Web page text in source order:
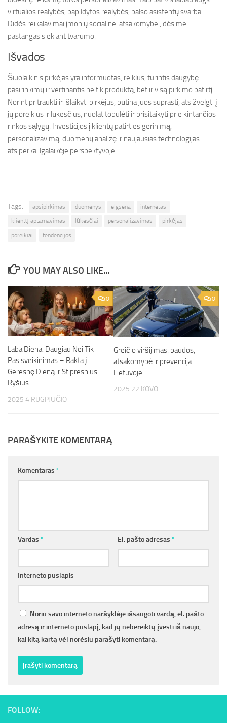
virtualios realybės, papildytos realybės, balso asistentų svarba.
Didės reikalavimai įmonių socialinei atsakomybei, dėsime
pastangas siekiant tvarumo.
Išvados
Šiuolaikinis pirkėjas yra informuotas, reiklus, turintis daugybę
pasirinkimų ir vertinantis ne tik produktą, bet ir visą pirkimo patirtį.
Norint pritraukti ir išlaikyti pirkėjus, būtina juos suprasti, atsižvelgti į
jų poreikius ir lūkesčius, nuolat tobulėti ir prisitaikyti prie kintančios
rinkos sąlygų. Investicijos į klientų patirties gerinimą,
personalizavimą, duomenų analizę ir naujausias technologijas
atsiperka ilgalaikėje perspektyvoje.
Tags: apsipirkimas duomenys elgsena
internetas
klientų aptarnavimas
lūkesčiai personalizavimas
pirkėjas
poreikiai
tendencijos
YOU MAY ALSO LIKE...
0
Laba Diena: Daugiau Nei Tik
Pasisveikinimas – Rakta į
Geresnę Dieną ir Stipresnius
Ryšius
2025 4 RUGPJŪČIO
0
Greičio viršijimas: baudos,
atsakomybė ir prevencija
Lietuvoje
2025 22 KOVO
PARAŠYKITE KOMENTARĄ
Komentaras *
Vardas * El. pašto adresas *
Interneto puslapis
Noriu savo interneto naršyklėje išsaugoti vardą, el. pašto
adresą ir interneto puslapį, kad jų nebereiktų įvesti iš naujo,
kai kitą kartą vėl norėsiu parašyti komentarą.
FOLLOW: